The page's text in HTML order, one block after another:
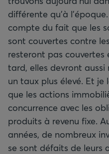
différente qu’à
compte du fait que les
sont couvertes contre
resteront pas couvertes
tard, elles devront
un taux plus élevé. Et je
que les actions
concurrence avec les
produits à revenu fixe.
années, de nombreux
se sont défaits de leurs